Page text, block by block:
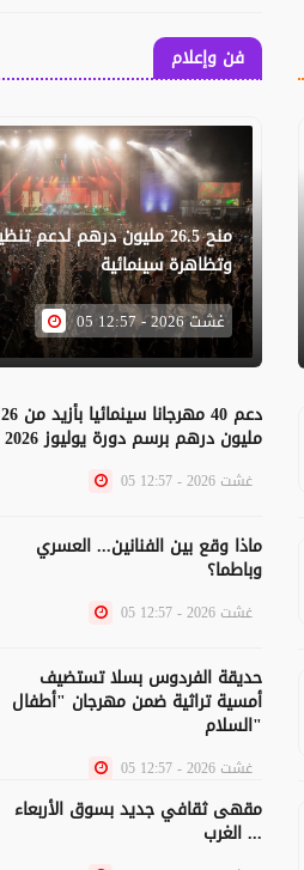
فن وإعلام
وتظاهرة سينمائية
05 غشت 2026 - 12:57
دعم 40 مهرجانا سينمائيا بأزيد من 26
مليون درهم برسم دورة يوليوز 2026
05 غشت 2026 - 12:57
ماذا وقع بين الفنانين... العسري
وباطما؟
05 غشت 2026 - 12:57
حديقة الفردوس بسلا تستضيف
أمسية تراثية ضمن مهرجان "أطفال
السلام"
05 غشت 2026 - 12:57
مقهى ثقافي جديد بسوق الأربعاء
الغرب ...